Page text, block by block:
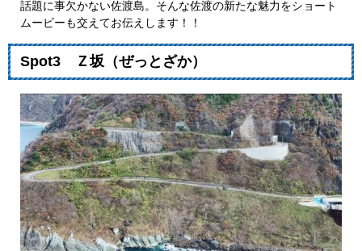
話題に事欠かない佐渡島。そんな佐渡の新たな魅力をショート
ムービーも交えてお伝えします！！
Spot3 Ｚ坂（ぜっとざか）